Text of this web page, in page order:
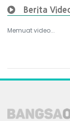
Berita
Memuat video...